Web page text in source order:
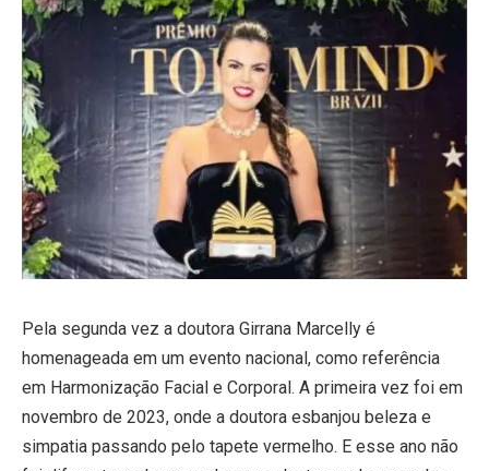
Pela segunda vez a doutora Girrana Marcelly é
homenageada em um evento nacional, como referência
em Harmonização Facial e Corporal. A primeira vez foi em
novembro de 2023, onde a doutora esbanjou beleza e
simpatia passando pelo tapete vermelho. E esse ano não